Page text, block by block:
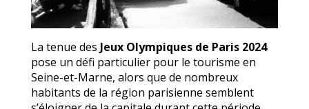
La tenue des Jeux Olympiques de Paris 2024
pose un défi particulier pour le tourisme en
Seine-et-Marne, alors que de nombreux
habitants de la région parisienne semblent